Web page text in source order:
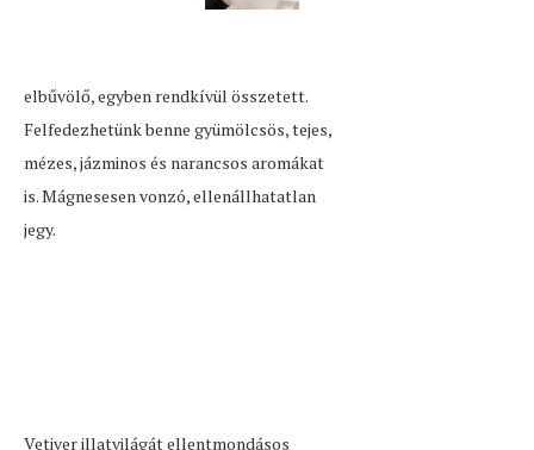
elbűvölő, egyben rendkívül összetett.
Felfedezhetünk benne gyümölcsös, tejes,
mézes, jázminos és narancsos aromákat
is. Mágnesesen vonzó, ellenállhatatlan
jegy.
Vetiver illatvilágát ellentmondásos